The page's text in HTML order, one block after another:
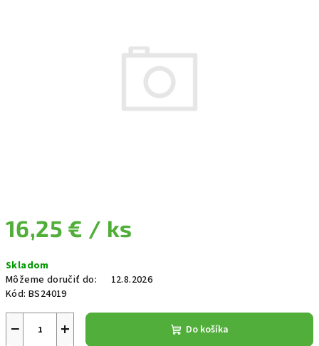
16,25 € / ks
Skladom
Môžeme doručiť do:
12.8.2026
Kód: BS24019
+
− Do košíka